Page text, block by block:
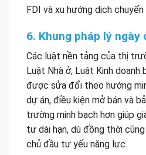
FDI và xu hướng dịch
6. Khung pháp lý ngày
Các luật nền tảng của thị
Luật Nhà ở, Luật Kinh
được sửa đổi theo hướng
dự án, điều kiện mở bán và
trường minh bạch hơn giúp
tư dài hạn, dù đồng thời
chủ đầu tư yếu năng lực.